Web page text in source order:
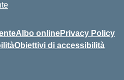
Albo onlinePrivacy Policy
Obiettivi di accessibilità